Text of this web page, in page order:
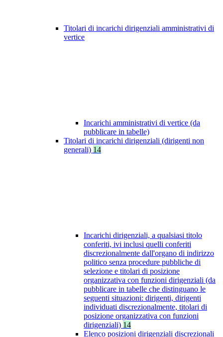
Titolari di incarichi dirigenziali amministrativi di
vertice
Incarichi amministrativi di vertice (da
pubblicare in tabelle)
Titolari di incarichi dirigenziali (dirigenti non
generali) 14
Incarichi dirigenziali, a qualsiasi titolo
conferiti, ivi inclusi quelli conferiti
discrezionalmente dall'organo di indirizzo
politico senza procedure pubbliche di
selezione e titolari di posizione
organizzativa con funzioni dirigenziali (da
pubblicare in tabelle che distinguano le
seguenti situazioni: dirigenti, dirigenti
individuati discrezionalmente, titolari di
posizione organizzativa con funzioni
dirigenziali) 14
Elenco posizioni dirigenziali discrezionali